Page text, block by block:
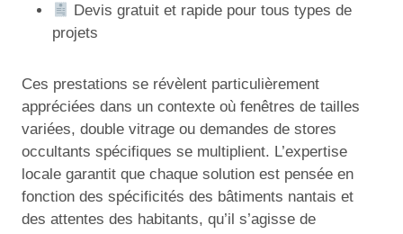
Devis gratuit et rapide pour tous types de
projets
Ces prestations se révèlent particulièrement
appréciées dans un contexte où fenêtres de tailles
variées, double vitrage ou demandes de stores
occultants spécifiques se multiplient. L’expertise
locale garantit que chaque solution est pensée en
fonction des spécificités des bâtiments nantais et
des attentes des habitants, qu’il s’agisse de